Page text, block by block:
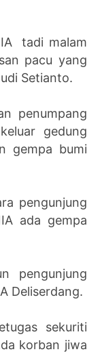
tadi malam
pacu yang
Setianto.
penumpang
gedung
gempa bumi
pengunjung
ada gempa
pengunjung
Deliserdang.
sekuriti
korban jiwa